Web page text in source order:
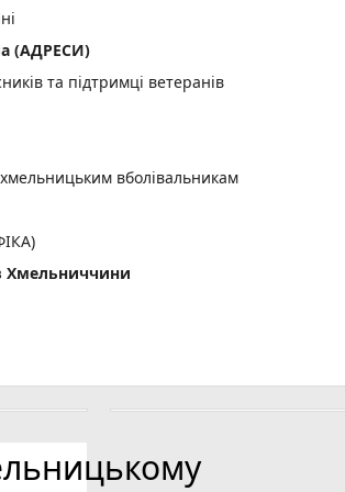
(АДРЕСИ)
та підтримці ветеранів
вболівальникам
Хмельниччини